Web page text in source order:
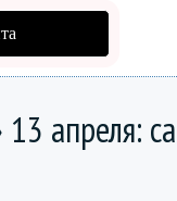
13 апреля: